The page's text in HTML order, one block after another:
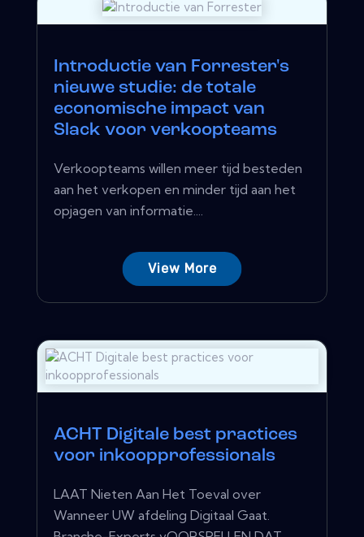
Introductie van Forrester's
nieuwe studie: de totale
economische impact van
Slack voor verkoopteams
Verkoopteams willen meer tijd besteden
aan het verkopen en minder tijd aan het
opjagen van informatie....
View More
ACHT Digitale best practices
voor inkoopprofessionals
LAAT Nieten Aan Het Toeval over
Wanneer UW afdeling Digitaal Gaat.